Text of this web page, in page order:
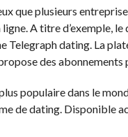
que plusieurs
A titre d’exemple,
Telegraph dating. La
des abonnements
populaire dans le
de dating. Disponible